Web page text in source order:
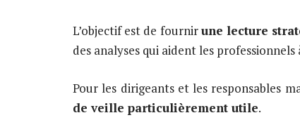
L’objectif est de fournirune lecture
des analyses qui aident les
Pour les dirigeants et les responsables
de veille particulièrement utile.